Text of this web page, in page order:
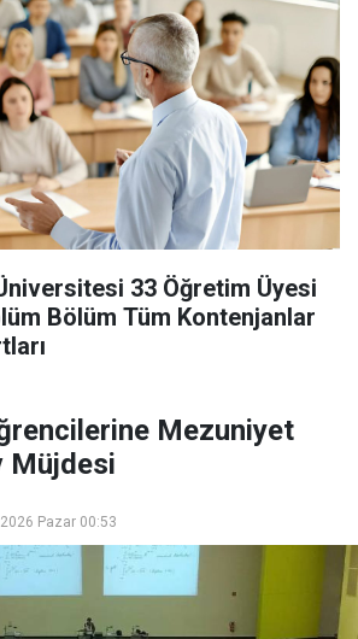
33 Öğretim Üyesi
Bölüm Tüm Kontenjanlar
Mezuniyet
Müjdesi
Pazar 00:53